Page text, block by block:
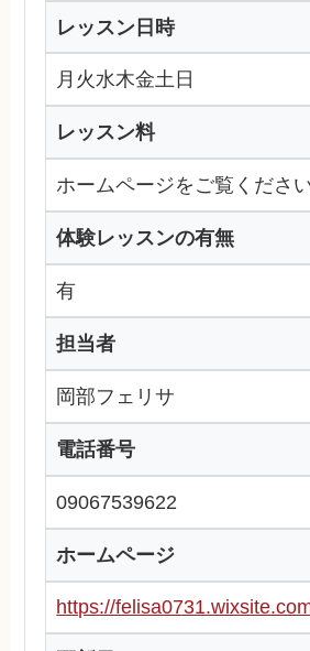
レッスン日時
月火水木金土日
レッスン料
ホームページをご覧くださ
体験レッスンの有無
有
担当者
岡部フェリサ
電話番号
09067539622
ホームページ
https://